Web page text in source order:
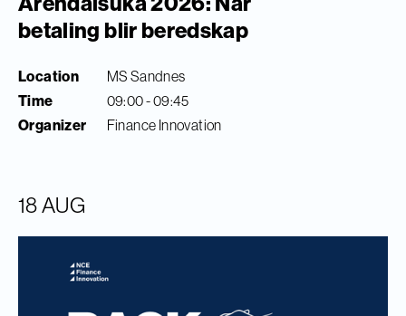
betaling blir beredskap
Location
Time
Organizer
MS Sandnes
09:00 - 09:45
Finance Innovation
18 AUG